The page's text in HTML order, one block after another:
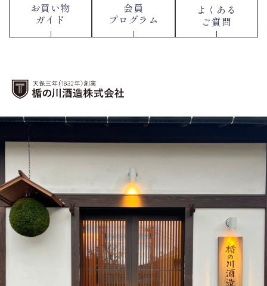
お買い物
ガイド
会員
プログラム
よくある
ご質問